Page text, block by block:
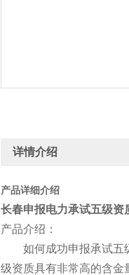
详情介绍
产品详细介绍
长春申报电力承试五级资
产品介绍：
如何成功申报承试五级
级资质具有非常高的含金